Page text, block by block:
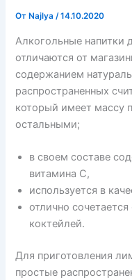
От Najlya/14.10.2020
Алкогольные напитки
отличаются от
содержанием
распространенных
который имеет массу
остальными;
в своем составе
витамина С,
используется в
отлично
коктейлей.
Для приготовления
простые